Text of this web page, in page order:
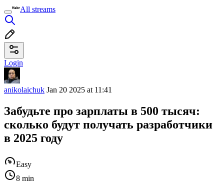
All streams
Login
anikolaichuk Jan 20 2025 at 11:41
Забудьте про зарплаты в 500 тысяч:
сколько будут получать разработчики
в 2025 году
Easy
8 min